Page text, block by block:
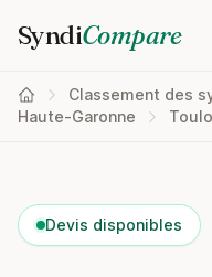
SyndiCompare
Classement des
Haute-Garonne
Devis disponibles